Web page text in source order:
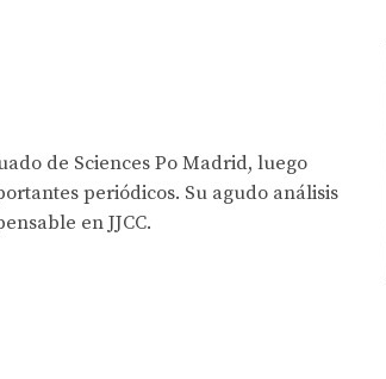
de Sciences Po Madrid, luego
periódicos. Su agudo análisis
en JJCC.